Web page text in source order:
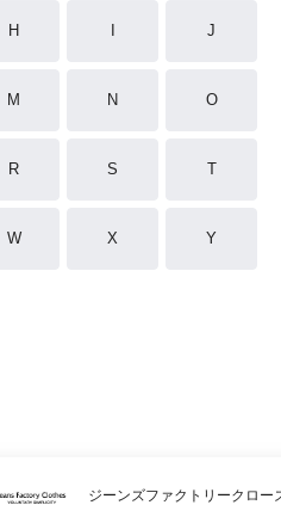
H J
M N O
R S T
W X Y
ジーンズファクトリークロー